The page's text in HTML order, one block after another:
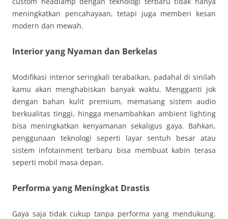
meningkatkan pencahayaan, tetapi juga memberi kesan
modern dan mewah.
Interior yang Nyaman dan Berkelas
Modifikasi interior seringkali terabaikan, padahal di sinilah
kamu akan menghabiskan banyak waktu. Mengganti jok
dengan bahan kulit premium, memasang sistem audio
berkualitas tinggi, hingga menambahkan ambient lighting
bisa meningkatkan kenyamanan sekaligus gaya. Bahkan,
penggunaan teknologi seperti layar sentuh besar atau
sistem infotainment terbaru bisa membuat kabin terasa
seperti mobil masa depan.
Performa yang Meningkat Drastis
Gaya saja tidak cukup tanpa performa yang mendukung.